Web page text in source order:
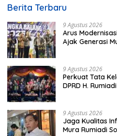
Berita Terbaru
9 Agustus 2026
Arus
Ajak Generasi
9 Agustus 2026
Perkuat Tata
DPRD H.
9 Agustus 2026
Jaga Kualitas
Mura Rumiadi